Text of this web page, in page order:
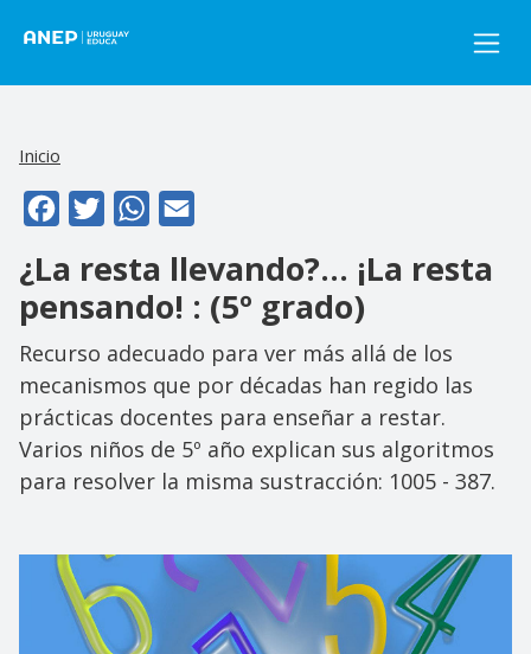
Inicio
FacebookTwitterWhatsApp
¿La resta llevando?... ¡La resta
pensando! : (5º grado)
Recurso adecuado para ver más allá de los
mecanismos que por décadas han regido las
prácticas docentes para enseñar a restar.
Varios niños de 5º año explican sus algoritmos
para resolver la misma sustracción: 1005 - 387.